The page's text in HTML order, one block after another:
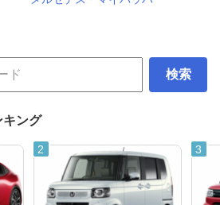
検索
キング